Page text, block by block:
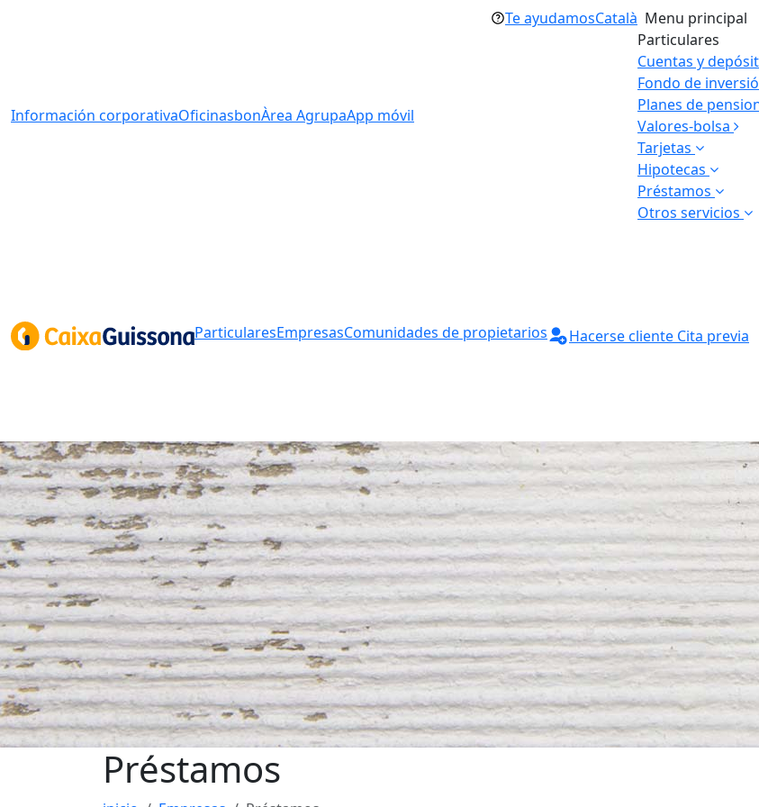
Información corporativaOficinasbonÀrea AgrupaApp móvil
Te ayudamosCatalà Menu principal
Particulares
Cuentas y
Fondo de
Planes de
Valores-bolsa
Tarjetas
Hipotecas
Préstamos
Otros servicios
ParticularesEmpresasComunidades de propietarios Hacerse cliente Cita previa
Préstamos